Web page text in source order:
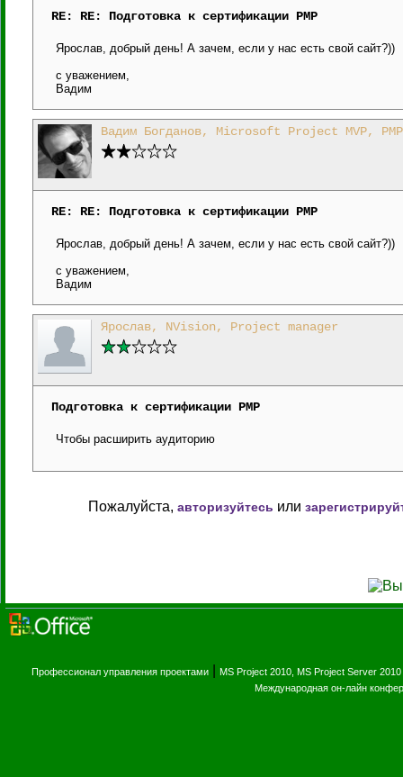
RE: RE: Подготовка к сертификации PMP
Ярослав, добрый день! А зачем, если у нас есть свой сайт?))
с уважением,
Вадим
Вадим Богданов, Microsoft Project MVP,
RE: RE: Подготовка к сертификации PMP
Ярослав, добрый день! А зачем, если у нас есть свой сайт?))
с уважением,
Вадим
Ярослав, NVision, Project manager
Подготовка к сертификации PMP
Чтобы расширить аудиторию
Пожалуйста, авторизуйтесь или
Профессионал управления проектами MS Project 2010, MS Project Server 2010
Международная он-лайн